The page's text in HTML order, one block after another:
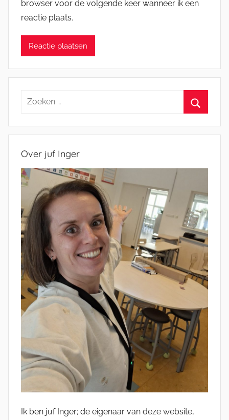
browser voor de volgende keer wanneer ik een
reactie plaats.
Zoeken
Over juf Inger
Ik ben juf Inger; de eigenaar van deze website,